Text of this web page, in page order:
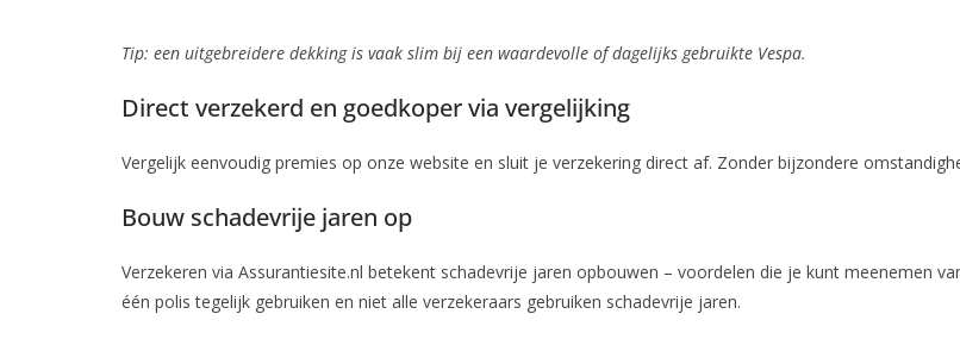
Tip: een uitgebreidere dekking is vaak slim bij een waardevolle of dagelijks gebruikte Vespa.
Direct verzekerd en goedkoper via vergelijking
Vergelijk eenvoudig premies op onze website en sluit je verzekering direct af. Zonder bijzondere
Bouw schadevrije jaren op
Verzekeren via Assurantiesite.nl betekent schadevrije jaren opbouwen – voordelen die je kunt meenemen
één polis tegelijk gebruiken en niet alle verzekeraars gebruiken schadevrije jaren.